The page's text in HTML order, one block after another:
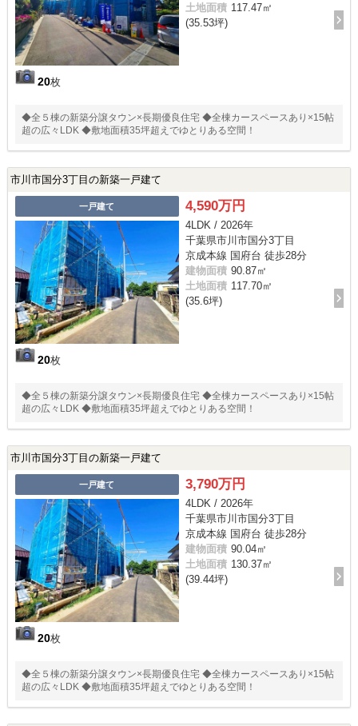
20枚
土地面積 117.47㎡
(35.53坪)
◆全５棟の新築分譲タウン×長期優良住宅 ◆全棟カースペースあり×15帖
超の広々LDK ◆敷地面積35坪超えでゆとりある空間！
市川市国分3丁目の新築一戸建て
一戸建て
20枚
4,590万円
4LDK / 2026年
千葉県市川市国分3丁目
京成本線 国府台 徒歩28分
建物面積 90.87㎡
土地面積 117.70㎡
(35.6坪)
◆全５棟の新築分譲タウン×長期優良住宅 ◆全棟カースペースあり×15帖
超の広々LDK ◆敷地面積35坪超えでゆとりある空間！
市川市国分3丁目の新築一戸建て
一戸建て
20枚
3,790万円
4LDK / 2026年
千葉県市川市国分3丁目
京成本線 国府台 徒歩28分
建物面積 90.04㎡
土地面積 130.37㎡
(39.44坪)
◆全５棟の新築分譲タウン×長期優良住宅 ◆全棟カースペースあり×15帖
超の広々LDK ◆敷地面積35坪超えでゆとりある空間！